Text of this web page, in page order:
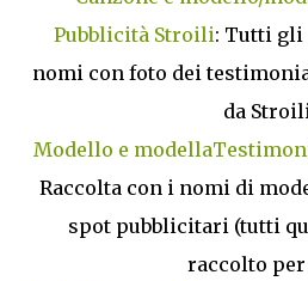
Pubblicità Stroili: Tutti gli
nomi con foto dei
da
Modello e
Raccolta con i nomi di
spot pubblicitari (tutti
raccolto